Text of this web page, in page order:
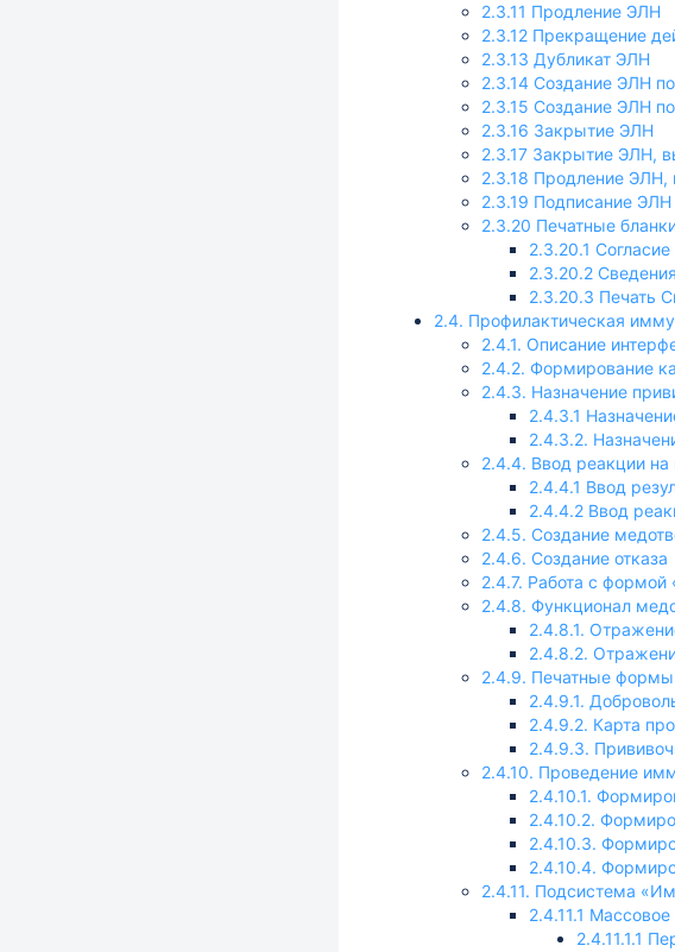
2.3.11 Продление ЭЛН
2.3.12 Прекращение
2.3.13 Дубликат ЭЛН
2.3.14 Создание ЭЛН
2.3.15 Создание ЭЛН
2.3.16 Закрытие ЭЛН
2.3.17 Закрытие ЭЛН,
2.3.18 Продление
2.3.19 Подписание
2.3.20 Печатные
2.3.20.1
2.3.20.2
2.3.20.3 Печать
2.4. Профилактическая
2.4.1. Описание
2.4.2. Формирование
2.4.3. Назначение
2.4.3.1
2.4.3.2.
2.4.4. Ввод реакции на
2.4.4.1 Ввод
2.4.4.2 Ввод
2.4.5. Создание
2.4.6. Создание отказа
2.4.7. Работа с
2.4.8. Функционал
2.4.8.1.
2.4.8.2.
2.4.9. Печатные формы
2.4.9.1.
2.4.9.2. Карта
2.4.9.3.
2.4.10. Проведение
2.4.10.1.
2.4.10.2.
2.4.10.3.
2.4.10.4.
2.4.11. Подсистема
2.4.11.1
2.4.11.1.1